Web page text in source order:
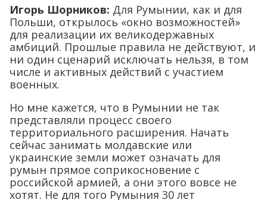
Игорь Шорников: Для Румынии, как и для
Польши, открылось «окно возможностей»
для реализации их великодержавных
амбиций. Прошлые правила не действуют, и
ни один сценарий исключать нельзя, в том
числе и активных действий с участием
военных.
Но мне кажется, что в Румынии не так
представляли процесс своего
территориального расширения. Начать
сейчас занимать молдавские или
украинские земли может означать для
румын прямое соприкосновение с
российской армией, а они этого вовсе не
хотят. Не для того Румыния 30 лет